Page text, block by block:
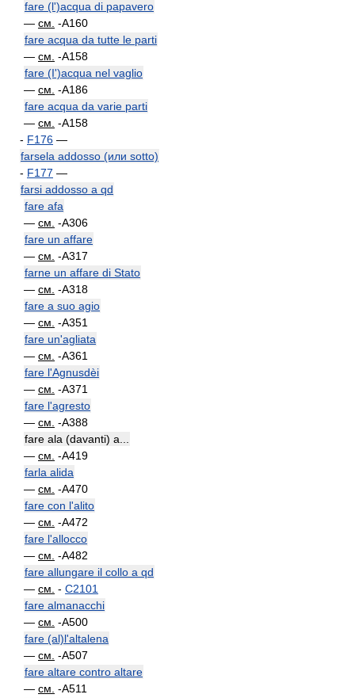
fare (l')acqua di papavero
— см. -A160
fare acqua da tutte le parti
— см. -A158
fare (I')acqua nel vaglio
— см. -A186
fare acqua da varie parti
— см. -A158
- F176 —
farsela addosso (или sotto)
- F177 —
farsi addosso a qd
fare afa
— см. -A306
fare un affare
— см. -A317
farne un affare di Stato
— см. -A318
fare a suo agio
— см. -A351
fare un'agliata
— см. -A361
fare l'Agnusdèi
— см. -A371
fare l'agresto
— см. -A388
fare ala (davanti) a...
— см. -A419
farla alida
— см. -A470
fare con l'alito
— см. -A472
fare l'allocco
— см. -A482
fare allungare il collo a qd
— см. - C2101
fare almanacchi
— см. -A500
fare (al)l'altalena
— см. -A507
fare altare contro altare
— см. -A511